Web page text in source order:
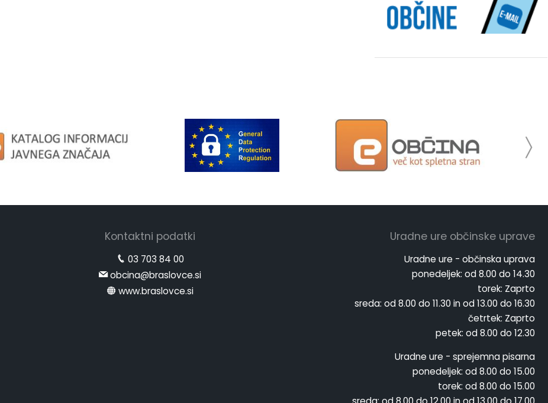
Kontaktni podatki
03 703 84 00
obcina@braslovce.si
www.braslovce.si
Uradne ure občinske uprave
Uradne ure - občinska uprava
ponedeljek: od 8.00 do 14.30
torek: Zaprto
sreda: od 8.00 do 11.30 in od 13.00 do 16.30
četrtek: Zaprto
petek: od 8.00 do 12.30
Uradne ure - sprejemna pisarna
ponedeljek: od 8.00 do 15.00
torek: od 8.00 do 15.00